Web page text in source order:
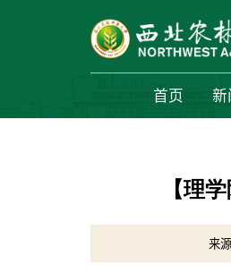
首页 新
【理
来